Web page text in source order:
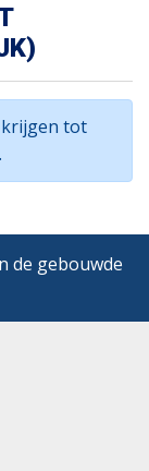
krijgen tot
de gebouwde